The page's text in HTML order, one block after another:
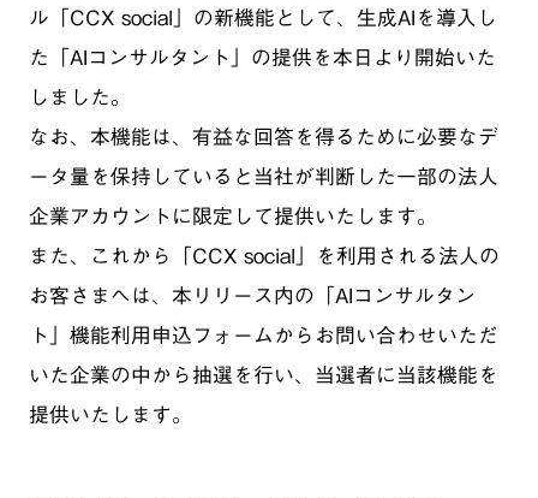
ル「CCX social」の新機能として、生成AIを導入し
た「AIコンサルタント」の提供を本日より開始いた
しました。
なお、本機能は、有益な回答を得るために必要なデ
ータ量を保持していると当社が判断した一部の法人
企業アカウントに限定して提供いたします。
また、これから「CCX social」を利用される法人の
お客さまへは、本リリース内の「AIコンサルタン
ト」機能利用申込フォームからお問い合わせいただ
いた企業の中から抽選を行い、当選者に当該機能を
提供いたします。